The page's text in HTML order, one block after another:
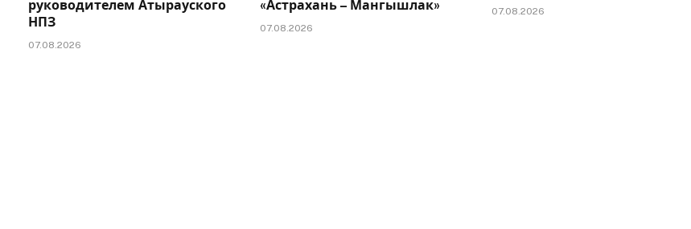
руководителем Атырауского
НПЗ
07.08.2026
«Астрахань – Мангышлак»
07.08.2026
07.08.2026